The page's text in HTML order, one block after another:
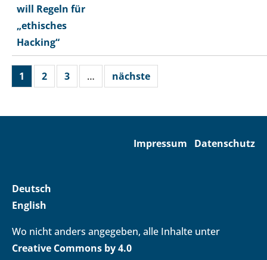
will Regeln für
„ethisches
Hacking“
1 2 3 … nächste
Impressum Datenschutz
Deutsch
English
Wo nicht anders angegeben, alle Inhalte unter
Creative Commons by 4.0